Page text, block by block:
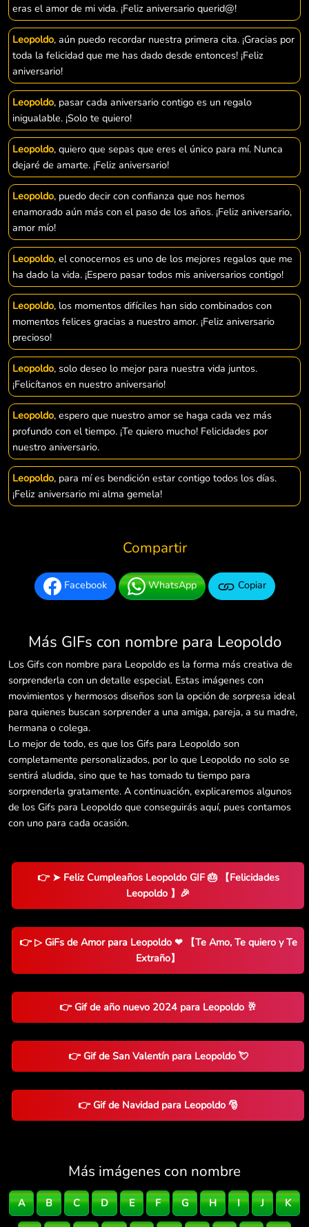
eras el amor de mi vida. ¡Feliz aniversario querid@!
Leopoldo, aún puedo recordar nuestra primera cita. ¡Gracias por
toda la felicidad que me has dado desde entonces! ¡Feliz
aniversario!
Leopoldo, pasar cada aniversario contigo es un regalo
inigualable. ¡Solo te quiero!
Leopoldo, quiero que sepas que eres el único para mí. Nunca
dejaré de amarte. ¡Feliz aniversario!
Leopoldo, puedo decir con confianza que nos hemos
enamorado aún más con el paso de los años. ¡Feliz aniversario,
amor mío!
Leopoldo, el conocernos es uno de los mejores regalos que me
ha dado la vida. ¡Espero pasar todos mis aniversarios contigo!
Leopoldo, los momentos difíciles han sido combinados con
momentos felices gracias a nuestro amor. ¡Feliz aniversario
precioso!
Leopoldo, solo deseo lo mejor para nuestra vida juntos.
¡Felicítanos en nuestro aniversario!
Leopoldo, espero que nuestro amor se haga cada vez más
profundo con el tiempo. ¡Te quiero mucho! Felicidades por
nuestro aniversario.
Leopoldo, para mí es bendición estar contigo todos los días.
¡Feliz aniversario mi alma gemela!
Compartir
Facebook WhatsApp Copiar
Más GIFs con nombre para Leopoldo
Los Gifs con nombre para Leopoldo es la forma más creativa de
sorprenderla con un detalle especial. Estas imágenes con
movimientos y hermosos diseños son la opción de sorpresa ideal
para quienes buscan sorprender a una amiga, pareja, a su madre,
hermana o colega.
Lo mejor de todo, es que los Gifs para Leopoldo son
completamente personalizados, por lo que Leopoldo no solo se
sentirá aludida, sino que te has tomado tu tiempo para
sorprenderla gratamente. A continuación, explicaremos algunos
de los Gifs para Leopoldo que conseguirás aquí, pues contamos
con uno para cada ocasión.
👉 ➤ Feliz Cumpleaños Leopoldo GIF 🎂 【Felicidades
Leopoldo 】🎉
👉 ▷ GiFs de Amor para Leopoldo ❤ 【Te Amo, Te quiero y Te
Extraño】
👉 Gif de año nuevo 2024 para Leopoldo 🥂
👉 Gif de San Valentín para Leopoldo 💘
👉 Gif de Navidad para Leopoldo 🎅
Más imágenes con nombre
A B C D E F G H I J K